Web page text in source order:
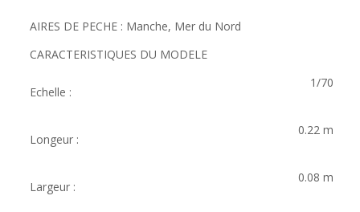
AIRES DE PECHE : Manche, Mer du Nord
CARACTERISTIQUES DU MODELE
Echelle :
1/70
Longeur :
0.22 m
Largeur :
0.08 m